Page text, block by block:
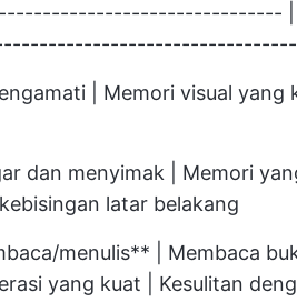
| Memori visual yang
dan menyimak | Memori
latar belakang
menulis** | Membaca
yang kuat | Kesulitan